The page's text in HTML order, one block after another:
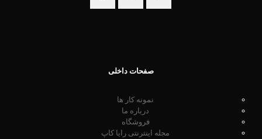
صفحات داخلی
نمونه کار ها
درباره ما
فروشگاه
مجله اینترنتی رایا کاپ